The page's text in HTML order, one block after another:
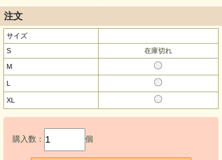
注文
サイズ
S
在庫切れ
M
L
XL
購入数： 個